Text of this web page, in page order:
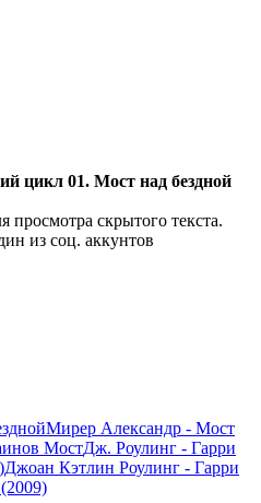
цикл 01. Мост над бездной
скрытого текста.
из соц. аккунтов
Мирер Александр - Мост
МостДж. Роулинг - Гарри
Джоан Кэтлин Роулинг - Гарри